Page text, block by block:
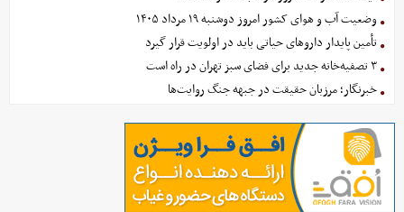
وضعیت آب و هوای کشور امروز دوشنبه ۱۹ مرداد ۱۴۰۵
تأمین پایدار داروهای حیاتی باید در اولویت قرار گیرد
۳ تصفیه‌خانه جدید برای فضای سبز تهران در راه است
خبرنگار؛ مرزبان حقیقت در جبهه جنگ روایت‌ها